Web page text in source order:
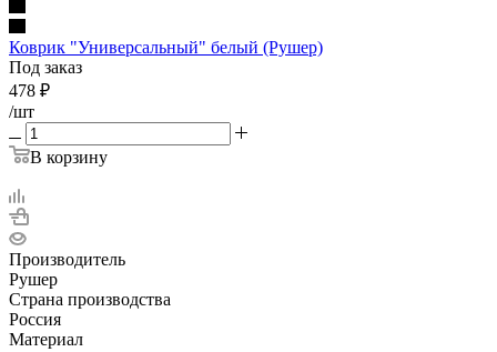
Коврик "Универсальный" белый (Рушер)
Под заказ
478 ₽
/шт
В корзину
Производитель
Рушер
Страна производства
Россия
Материал